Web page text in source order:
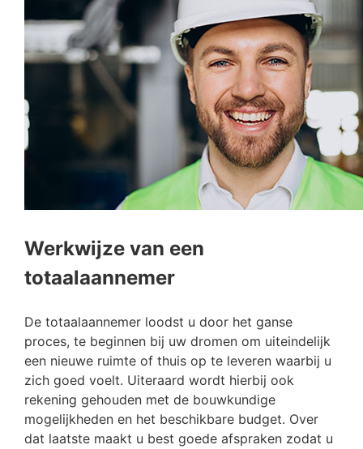
Werkwijze van een
totaalaannemer
De totaalaannemer loodst u door het ganse
proces, te beginnen bij uw dromen om uiteindelijk
een nieuwe ruimte of thuis op te leveren waarbij u
zich goed voelt. Uiteraard wordt hierbij ook
rekening gehouden met de bouwkundige
mogelijkheden en het beschikbare budget. Over
dat laatste maakt u best goede afspraken zodat u